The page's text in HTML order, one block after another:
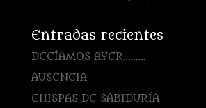
Entradas recientes
DECÍAMOS AYER………
AUSENCIA
CHISPAS DE SABIDURÍA